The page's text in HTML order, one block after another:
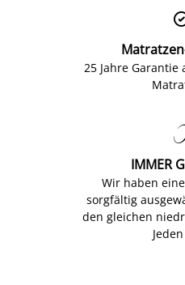
25 Jahre Garantie
IMMER
Wir haben
sorgfältig
den gleichen